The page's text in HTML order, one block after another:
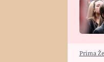
HOROSKOP NA
Prima